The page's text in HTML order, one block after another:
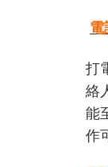
電
打
絡
能
作